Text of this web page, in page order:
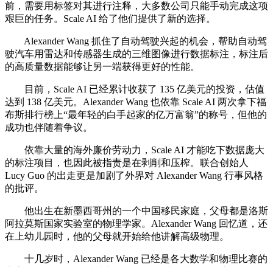
前，需要用标签对其进行注释，大多数公司只能手动完成这项
艰巨的任务。Scale AI 给了他们提供了新的选择。
Alexander Wang 抓住了自动驾驶兴起的机会，帮助自动驾
驶汽车用雷达和传感器生成的三维图像进行数据标注，标注后
的高质量数据能够让另一端获得更好的性能。
目前，Scale AI 已经累计收获了 135 亿美元的投资，估值
达到 138 亿美元。Alexander Wang 也依靠 Scale AI 两次拿下福
布斯排行榜上“最年轻的白手起家的亿万富翁”的称号，但他的
成功也伴随着争议。
依靠大量的海外廉价劳动力，Scale AI 才能吃下数据庞大
的标注项目，也因此被指责是在剥削和压榨。联合创始人
Lucy Guo 的出走更是加剧了外界对 Alexander Wang 行事风格
的批评。
他出生在新墨西哥州的一个中国移民家庭，父母都是洛斯
阿拉莫斯国家实验室的物理学家。Alexander Wang 回忆道，还
在上幼儿园时，他的父母就开始给他讲解高级物理。
十几岁时，Alexander Wang 已经是各大数学和物理比赛的